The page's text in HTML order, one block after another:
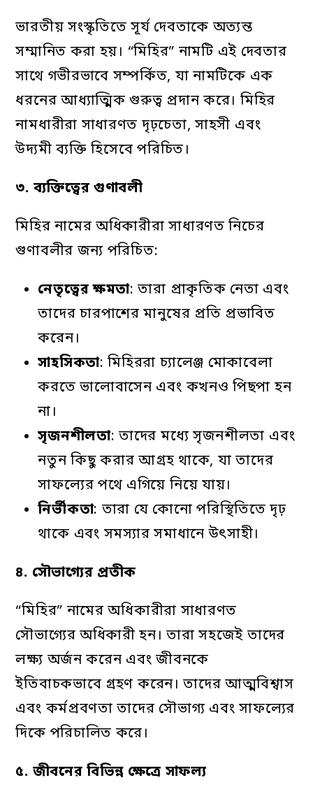
ভারতীয় সংস্কৃতিতে সূর্য দেবতাকে অত্যন্ত
সম্মানিত করা হয়। “মিহির” নামটি এই দেবতার
সাথে গভীরভাবে সম্পর্কিত, যা নামটিকে এক
ধরনের আধ্যাত্মিক গুরুত্ব প্রদান করে। মিহির
নামধারীরা সাধারণত দৃঢ়চেতা, সাহসী এবং
উদ্যমী ব্যক্তি হিসেবে পরিচিত।
৩. ব্যক্তিত্বেরগুণাবলী
মিহির নামের অধিকারীরা সাধারণত নিচের
গুণাবলীর জন্য পরিচিত:
নেতৃত্বের ক্ষমতা: তারা প্রাকৃতিক নেতা এবং
তাদের চারপাশের মানুষের প্রতি প্রভাবিত
করেন।
সাহসিকতা: মিহিররা চ্যালেঞ্জ মোকাবেলা
করতে ভালোবাসেন এবং কখনও পিছপা হন
না।
সৃজনশীলতা: তাদের মধ্যে সৃজনশীলতা এবং
নতুন কিছু করার আগ্রহ থাকে, যা তাদের
সাফল্যের পথে এগিয়ে নিয়ে যায়।
নির্ভীকতা: তারা যে কোনো পরিস্থিতিতে দৃঢ়
থাকে এবং সমস্যার সমাধানে উৎসাহী।
৪. সৌভাগ্যের প্রতীক
“মিহির” নামের অধিকারীরা সাধারণত
সৌভাগ্যের অধিকারী হন। তারা সহজেই তাদের
লক্ষ্য অর্জন করেন এবং জীবনকে
ইতিবাচকভাবে গ্রহণ করেন। তাদের আত্মবিশ্বাস
এবং কর্মপ্রবণতা তাদের সৌভাগ্য এবং সাফল্যের
দিকে পরিচালিত করে।
৫. জীবনেরবিভিন্ন ক্ষেত্রে সাফল্য